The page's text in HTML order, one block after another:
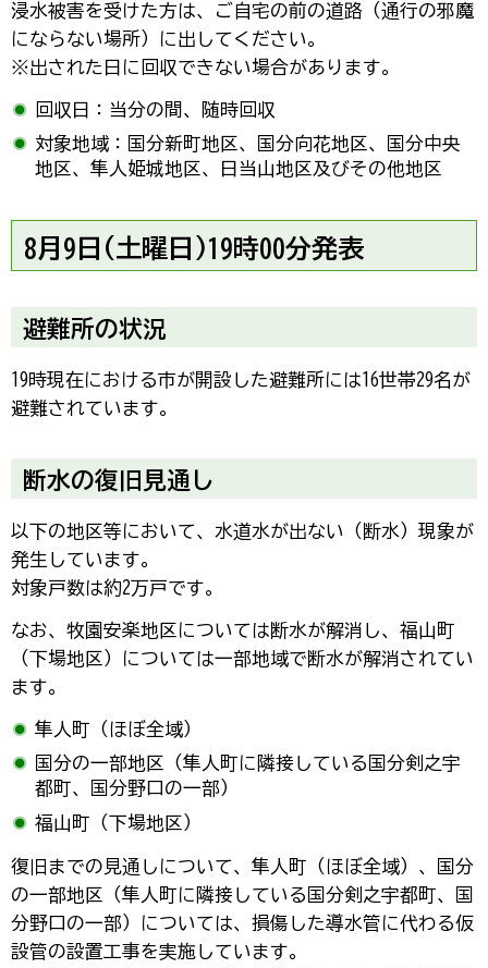
浸水被害を受けた方は、ご自宅の前の道路（通行の邪魔
にならない場所）に出してください。
※出された日に回収できない場合があります。
回収日：当分の間、随時回収
対象地域：国分新町地区、国分向花地区、国分中央
地区、隼人姫城地区、日当山地区及びその他地区
8月9日(土曜日)19時00分発表
避難所の状況
19時現在における市が開設した避難所には16世帯29名が
避難されています。
断水の復旧見通し
以下の地区等において、水道水が出ない（断水）現象が
発生しています。
対象戸数は約2万戸です。
なお、牧園安楽地区については断水が解消し、福山町
（下場地区）については一部地域で断水が解消されてい
ます。
隼人町（ほぼ全域）
国分の一部地区（隼人町に隣接している国分剣之宇
都町、国分野口の一部）
福山町（下場地区）
復旧までの見通しについて、隼人町（ほぼ全域）、国分
の一部地区（隼人町に隣接している国分剣之宇都町、国
分野口の一部）については、損傷した導水管に代わる仮
設管の設置工事を実施しています。